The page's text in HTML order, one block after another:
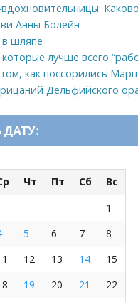
Анны Болейн
шляпе
лучше всего
как поссорились
Дельфийского
Чт Пт Сб
Вс
1
5 6 7
8
12 13 14
15
19 20 21
22